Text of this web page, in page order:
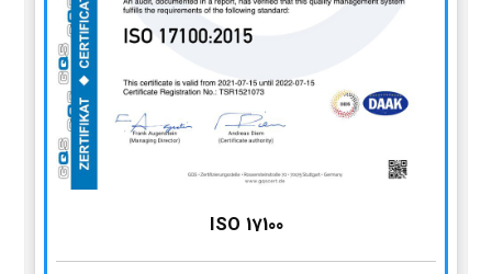
ISO 17100